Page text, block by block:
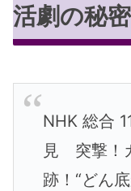
活劇の秘密
NHK 総合
見 突撃！
跡！“どん